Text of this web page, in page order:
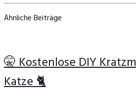
Ähnliche Beiträge
🤫 Kostenlose DIY
Katze 🐈